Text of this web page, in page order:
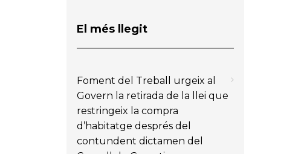
El més llegit
Foment del Treball urgeix al
Govern la retirada de la llei que
restringeix la compra
d’habitatge després del
contundent dictamen del